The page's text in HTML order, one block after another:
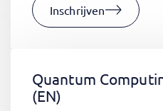
Inschrijven
Quantum
(EN)